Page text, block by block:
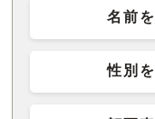
名前
性別